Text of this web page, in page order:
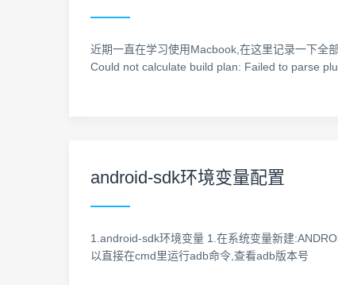
近期一直在学习使用Macbook,在这里记录一下全
Could not calculate build plan: Failed to parse
android-sdk环境变量配置
1.android-sdk环境变量 1.在系统变量新建
以直接在cmd里运行adb命令,查看adb版本号